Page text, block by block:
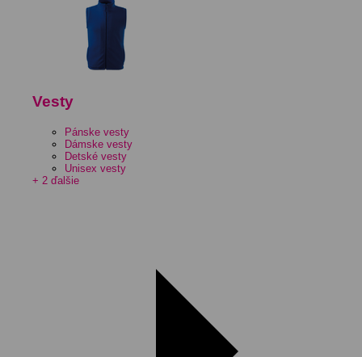
Vesty
Pánske vesty
Dámske vesty
Detské vesty
Unisex vesty
+ 2 ďalšie